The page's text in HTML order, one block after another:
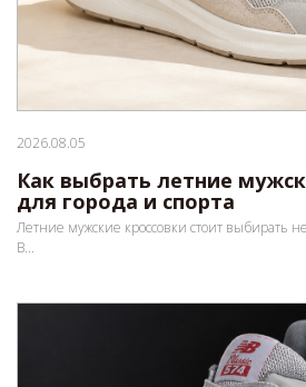
2026.08.05
Как выбрать летние
для города и спорта
Летние мужские кроссовки стоит выбирать
В...